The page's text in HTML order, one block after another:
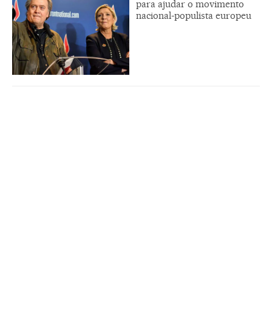
para ajudar o movimento
nacional-populista europeu